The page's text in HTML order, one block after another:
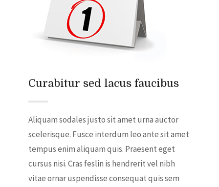
Curabitur sed lacus faucibus
Aliquam sodales justo sit amet urna auctor
scelerisque. Fusce interdum leo ante sit amet
tempus enim aliquam quis. Praesent eget
cursus nisi. Cras feslin is hendrerit vel nibh
vitae ornar uspendisse consequat quis sem